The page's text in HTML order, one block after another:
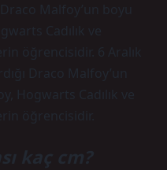
Draco Malfoy’un boyu
Cadılık ve
öğrencisidir. 6 Aralık
Draco Malfoy’un
Hogwarts Cadılık ve
öğrencisidir.
kaç cm?